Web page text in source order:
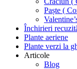
Paște (
Închirieri
Plante aeriene
Plante verzi la
Articole
Blog